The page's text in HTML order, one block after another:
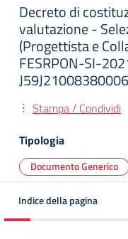
Decreto di
valutazione -
(Progettista e
FESRPON-SI-
J59J21008380006
Stampa / Condividi
Tipologia
Documento Generico
Indice della pagina